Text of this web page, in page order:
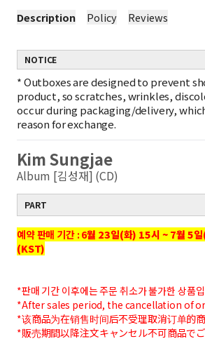
Description Policy Reviews
NOTICE
*Outboxes are designed to prevent
product, so scratches, wrinkles,
occur during packaging/delivery,
reason for exchange.
Kim Sungjae
Album [김성재] (CD)
PART
예약 판매 기간 : 6월 23일(화) 15시 ~ 7월 5일
(KST)
*판매 기간 이후에는 주문 취소가 불가한 상품
*After sales period, the cancellation of
*该商品为在销售时间后不受理取消订单的商
*販売期間以降注文キャンセル不可商品でご